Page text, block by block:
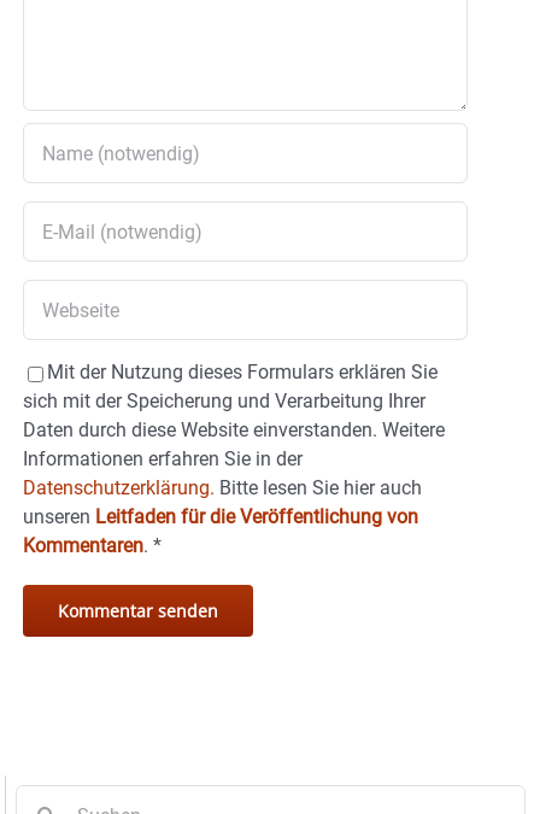
Mit der Nutzung dieses Formulars erklären Sie
sich mit der Speicherung und Verarbeitung Ihrer
Daten durch diese Website einverstanden. Weitere
Informationen erfahren Sie in der
Datenschutzerklärung. Bitte lesen Sie hier auch
unseren Leitfaden für die Veröffentlichung von
Kommentaren. *